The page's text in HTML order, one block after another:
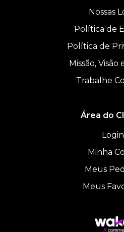
Nossas
Política de
Política de
Missão, Visão
Trabalhe
Área do
Login
Minha
Meus
Meus